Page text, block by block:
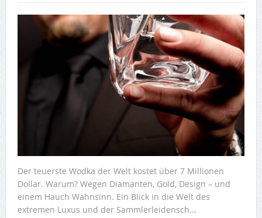
Der teuerste Wodka der Welt kostet über 7 Millionen
Dollar. Warum? Wegen Diamanten, Gold, Design – und
einem Hauch Wahnsinn. Ein Blick in die Welt des
extremen Luxus und der Sammlerleidensch...